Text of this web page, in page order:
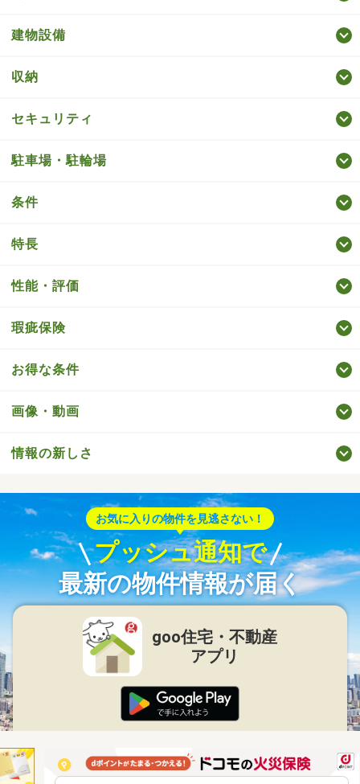
建物設備
収納
セキュリティ
駐車場・駐輪場
条件
特長
性能・評価
瑕疵保険
お得な条件
画像・動画
情報の新しさ
お気に入りの物件を見逃さない！
プッシュ通知で
最新の物件情報が届く
goo住宅・不動産
アプリ